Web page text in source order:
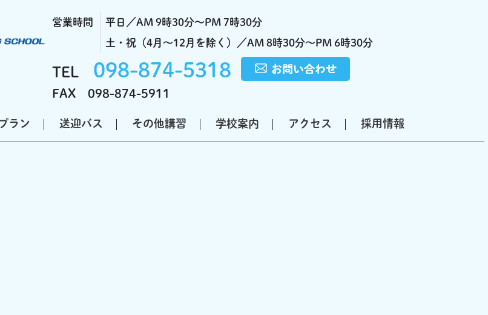
営業時間
平日／AM 9時30分～PM 7時30分
土・祝（4月～12月を除く）／AM 8時30分～PM 6時30分
TEL 098-874-5318
FAX 098-874-5911
ラン 送迎バス その他講習 学校案内 アクセス 採用情報